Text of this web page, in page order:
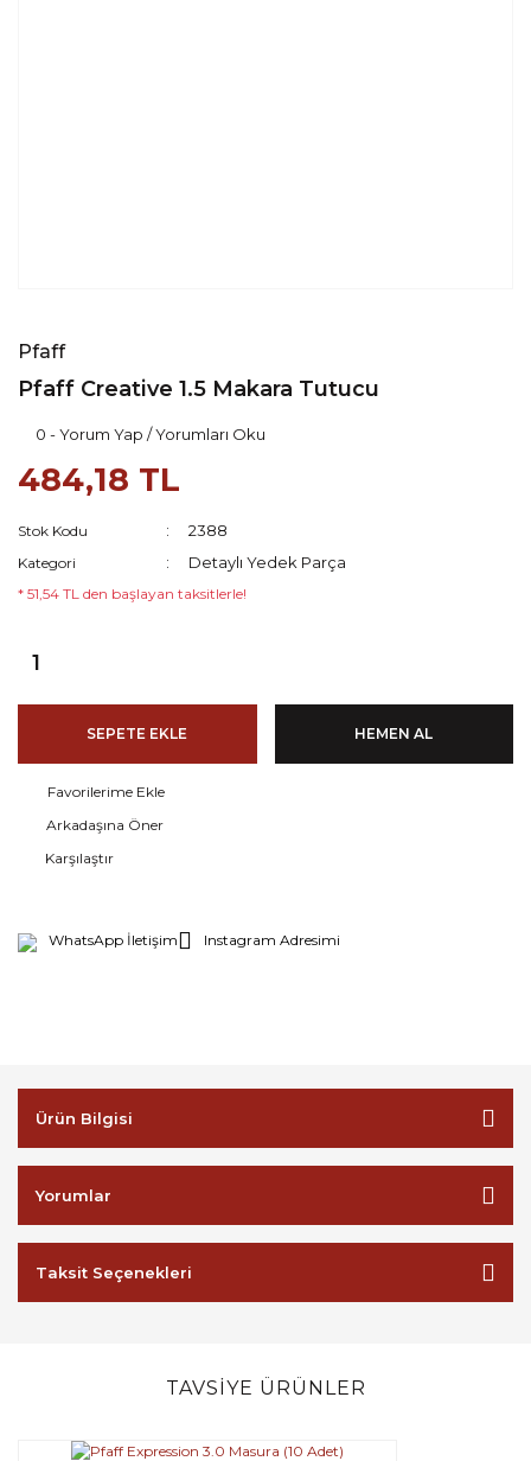
Pfaff
Pfaff Creative 1.5 Makara Tutucu
0 - Yorum Yap / Yorumları Oku
484,18 TL
Stok Kodu 2388
Kategori Detaylı Yedek Parça
* 51,54 TL den başlayan taksitlerle!
SEPETE EKLE HEMEN AL
Arkadaşına Öner
Karşılaştır
WhatsApp İletişim Instagram Adresimi
Ürün Bilgisi
Yorumlar
Taksit Seçenekleri
TAVSİYE ÜRÜNLER